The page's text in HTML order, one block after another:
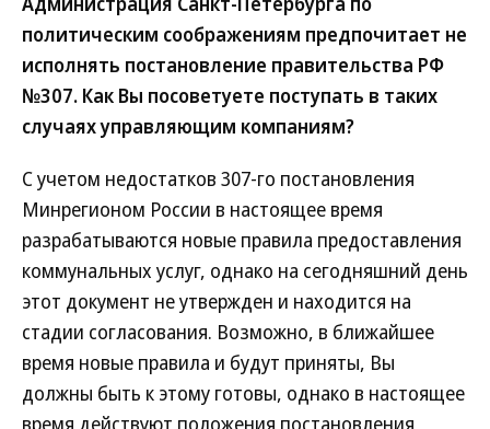
политическим соображениям предпочитает не
исполнять постановление правительства РФ
№307. Как Вы посоветуете поступать в таких
случаях управляющим компаниям?
С учетом недостатков 307-го постановления
Минрегионом России в настоящее время
разрабатываются новые правила предоставления
коммунальных услуг, однако на сегодняшний день
этот документ не утвержден и находится на
стадии согласования. Возможно, в ближайшее
время новые правила и будут приняты, Вы
должны быть к этому готовы, однако в настоящее
время действуют положения постановления